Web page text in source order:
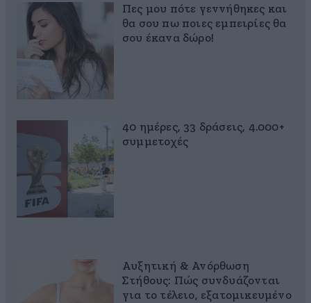
Πες μου πότε γεννήθηκες και
θα σου πω ποιες εμπειρίες θα
σου έκανα δώρο!
40 ημέρες, 33 δράσεις, 4.000+
συμμετοχές
Αυξητική & Ανόρθωση
Στήθους: Πώς συνδυάζονται
για το τέλειο, εξατομικευμένο